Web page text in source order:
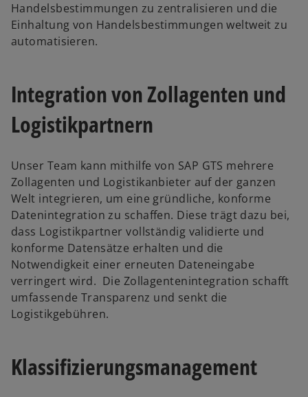
Handelsbestimmungen zu zentralisieren und die
Einhaltung von Handelsbestimmungen weltweit zu
automatisieren.
Integration von Zollagenten und
Logistikpartnern
Unser Team kann mithilfe von SAP GTS mehrere
Zollagenten und Logistikanbieter auf der ganzen
Welt integrieren, um eine gründliche, konforme
Datenintegration zu schaffen. Diese trägt dazu bei,
dass Logistikpartner vollständig validierte und
konforme Datensätze erhalten und die
Notwendigkeit einer erneuten Dateneingabe
verringert wird. Die Zollagentenintegration schafft
umfassende Transparenz und senkt die
Logistikgebühren.
Klassifizierungsmanagement